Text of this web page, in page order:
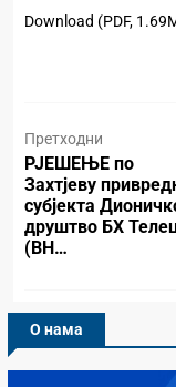
Download (PDF,
Претходни
РЈЕШЕЊЕ по
Захтјеву
субјекта
друштво БХ
(BH…
О нама